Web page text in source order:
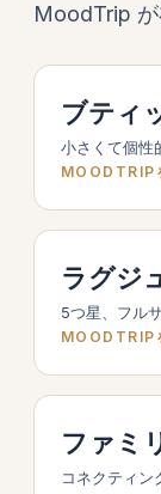
MoodTrip が
ブティ
小さくて個性
MOODTRIP
ラグジ
5つ星、フル
MOODTRIP
ファミ
コネクティン